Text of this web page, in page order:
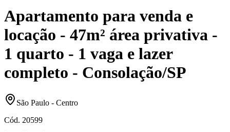
Apartamento para venda e
locação - 47m² área privativa -
1 quarto - 1 vaga e lazer
completo - Consolação/SP
São Paulo - Centro
Cód. 20599